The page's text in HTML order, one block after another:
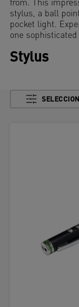
from. This
stylus, a ball
pocket light.
one sophisticated
Stylus